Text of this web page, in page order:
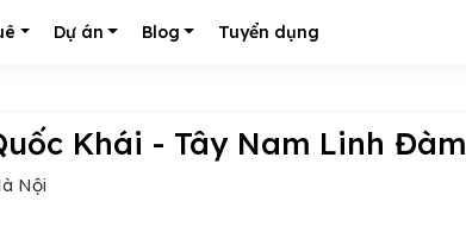
Dự án Blog Tuyển dụng
Khái - Tây Nam Linh Đàm
Nội